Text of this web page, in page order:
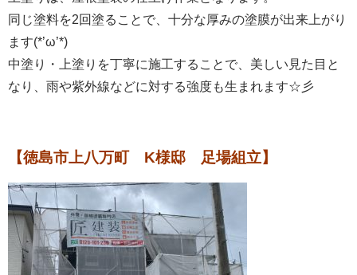
同じ塗料を2回塗ることで、十分な厚みの塗膜が出来上がり
ます(*’ω’*)
中塗り・上塗りを丁寧に施工することで、美しい見た目と
なり、雨や紫外線などに対する強度も生まれます☆彡
【徳島市上八万町 K様邸 足場組立】